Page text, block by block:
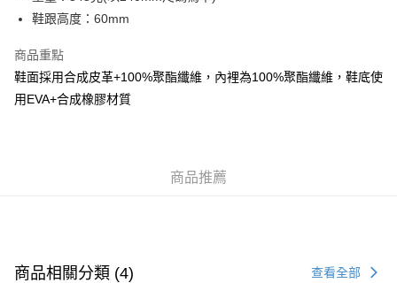
付款後順豐合作便利店
鞋跟高度：60mm
商品重點
鞋面採用合成皮革+100%聚酯纖維，內裡為100%聚酯纖維，鞋底使
用EVA+合成橡膠材質
商品推薦
商品相關分類 (4) 查看全部